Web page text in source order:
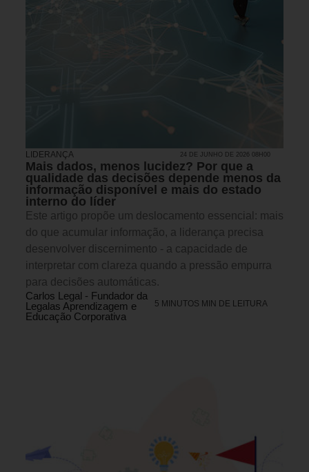
LIDERANÇA 24 DE JUNHO DE 2026 08H00
Mais dados, menos lucidez? Por que a
qualidade das decisões depende menos da
informação disponível e mais do estado
interno do líder
Este artigo propõe um deslocamento essencial: mais
do que acumular informação, a liderança precisa
desenvolver discernimento - a capacidade de
interpretar com clareza quando a pressão empurra
para decisões automáticas.
Carlos Legal - Fundador da
Legalas Aprendizagem e
Educação Corporativa
5 MINUTOS MIN DE LEITURA